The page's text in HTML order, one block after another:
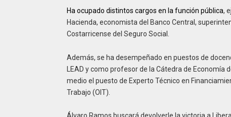
Ha ocupado distintos cargos en la función pública,
Hacienda, economista del Banco Central,
Costarricense del Seguro Social.
Además, se ha desempeñado en puestos de
LEAD y como profesor de la Cátedra de Economía
medio el puesto de Experto Técnico en
Trabajo (OIT).